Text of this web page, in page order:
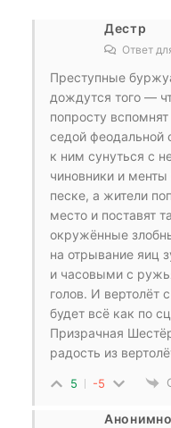
Дестр
Ответ
Преступные
дождутся того —
попросту
седой феодальной
к ним сунуться с
чиновники и
песке, а жители
место и поставят
окружённые
на отрывание яиц
и часовыми с
голов. И вертолёт
будет всё как по
Призрачная
радость из
5 -5
Анонимно